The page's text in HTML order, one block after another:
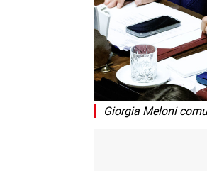
Giorgia Meloni